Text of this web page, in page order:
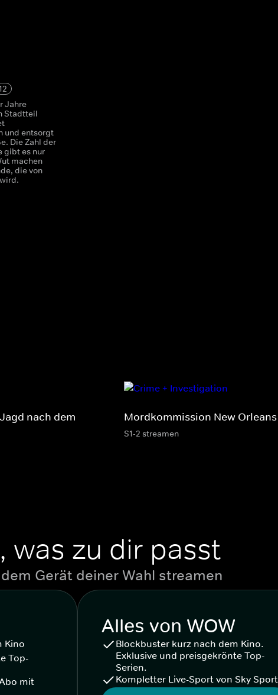
Jahre
Stadtteil
und entsorgt
Die Zahl der
gibt es nur
machen
die von
nach dem
Mordkommission New Orleans
S1-2 streamen
was zu dir passt
Gerät deiner Wahl streamen
Kino
Top-
mit
Alles von WOW
Blockbuster kurz nach dem Kino.
Exklusive und preisgekrönte Top-
Serien.
Kompletter Live-Sport von Sky Sport